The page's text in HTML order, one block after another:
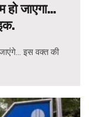
हो जाएगा…
इस वक्त की